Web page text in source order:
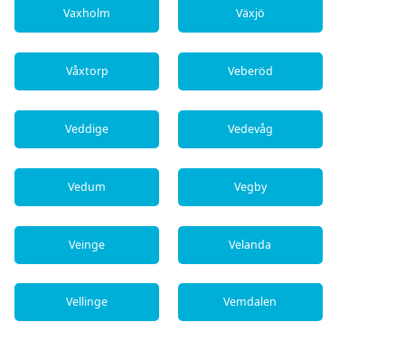
Vaxholm Växjö
Våxtorp Veberöd
Veddige Vedevåg
Vedum Vegby
Veinge Velanda
Vellinge Vemdalen